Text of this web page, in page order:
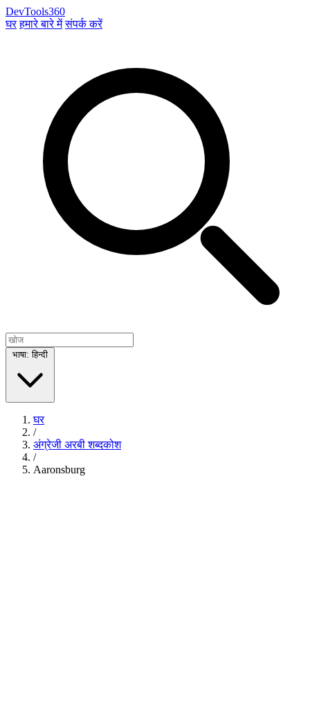
DevTools360
घर हमारे बारे में संपर्क करें
भाषा: हिन्दी
घर
/
अंग्रेजी अरबी शब्दकोश
/
Aaronsburg